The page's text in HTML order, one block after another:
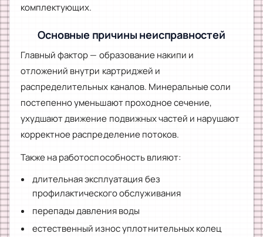
комплектующих.
Основные причины неисправностей
Главный фактор — образование накипи и
отложений внутри картриджей и
распределительных каналов. Минеральные соли
постепенно уменьшают проходное сечение,
ухудшают движение подвижных частей и нарушают
корректное распределение потоков.
Также на работоспособность влияют:
длительная эксплуатация без
профилактического обслуживания
перепады давления воды
естественный износ уплотнительных колец